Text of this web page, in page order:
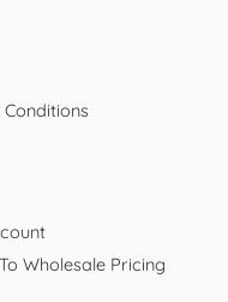
Conditions
Wholesale Pricing